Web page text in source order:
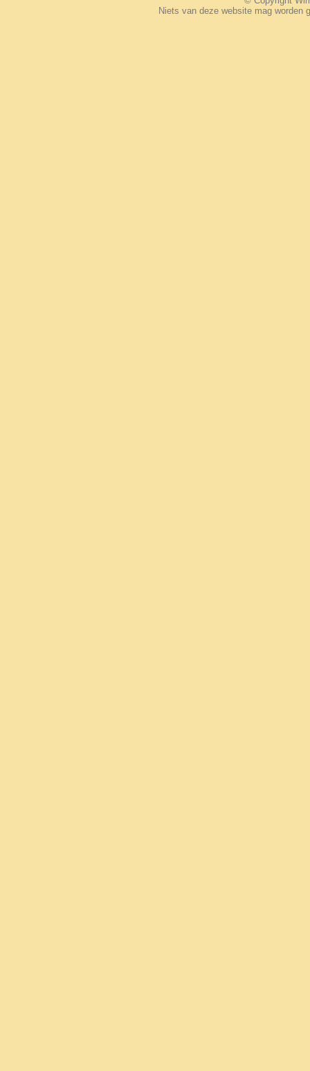
Niets van deze website mag worden